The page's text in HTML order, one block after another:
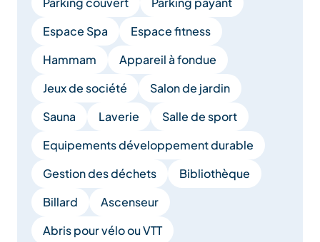
Espace Spa
Espace fitness
Hammam
Appareil à fondue
Jeux de société
Salon de jardin
Sauna
Laverie
Salle de sport
Equipements développement durable
Gestion des déchets
Bibliothèque
Billard
Ascenseur
Abris pour vélo ou VTT